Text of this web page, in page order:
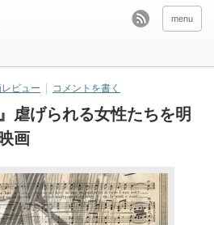
menu
ビュー コメントを書く
虐げられる女性たちを明
画